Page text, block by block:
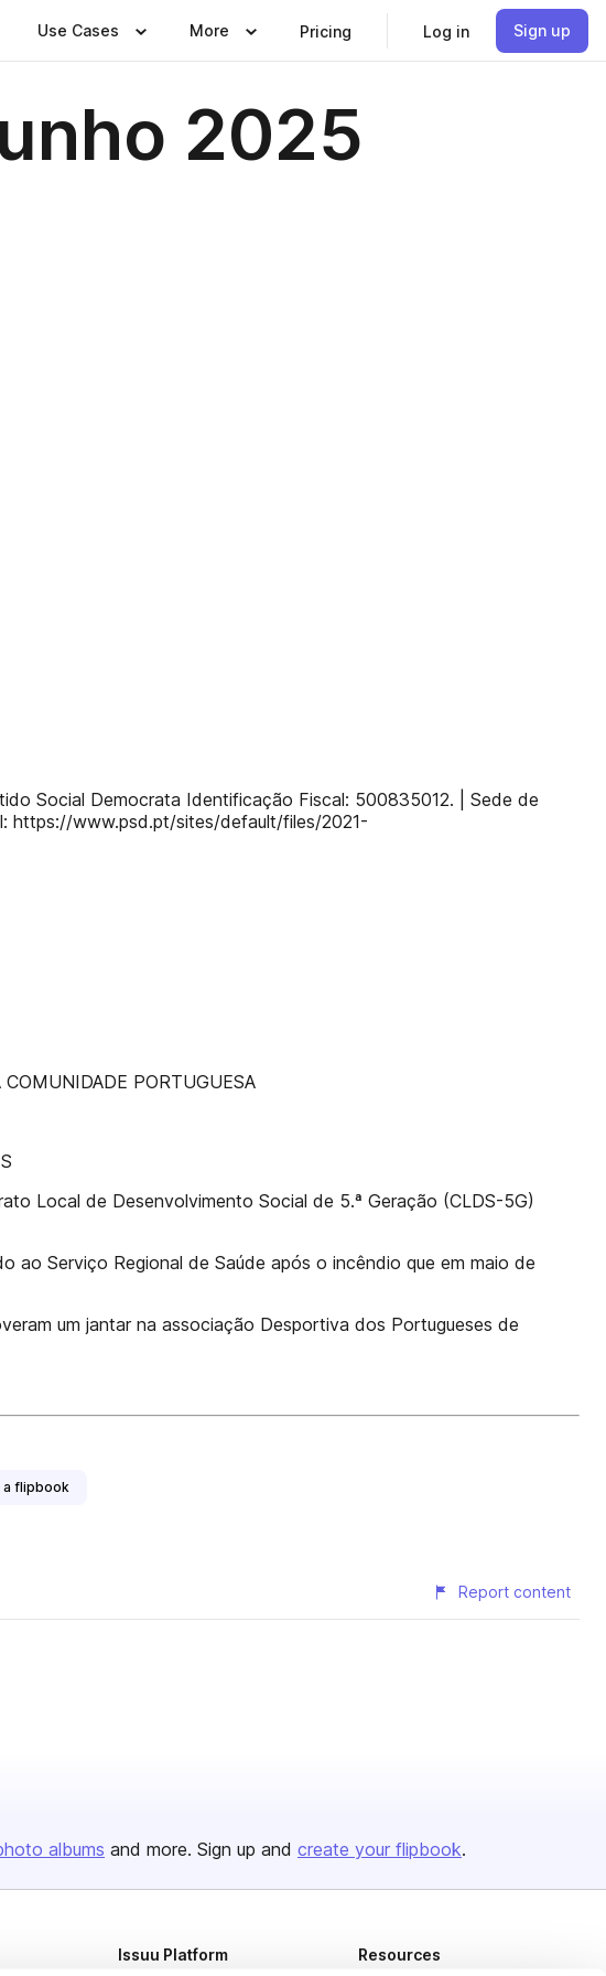
Use Cases More Pricing Log in Sign up
2025
Social Democrata Identificação Fiscal: 500835012. | Sede de
https://www.psd.pt/sites/default/files/2021-
PORTUGUESA
Local de Desenvolvimento Social de 5.ª Geração (CLDS-5G)
Serviço Regional de Saúde após o incêndio que em maio de
um jantar na associação Desportiva dos Portugueses de
a flipbook
Report content
albums and more. Sign up and create your flipbook.
Issuu Platform Resources